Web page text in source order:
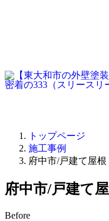
トップページ
施工事例
府中市/戸建て屋
府中市/戸建て
Before